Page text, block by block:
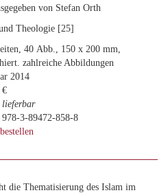
von Stefan Orth
Theologie [25]
40 Abb., 150 x 200 mm,
zahlreiche Abbildungen
2014
€
lieferbar
3-89472-858-8
die Thematisierung des Islam im